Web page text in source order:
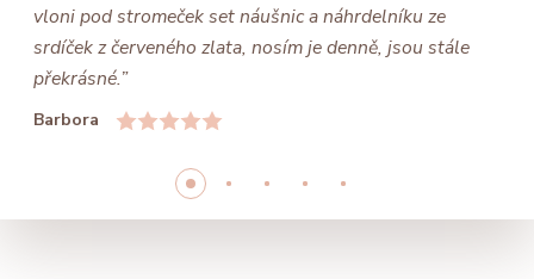
vloni pod stromeček set náušnic a náhrdelníku ze
srdíček z červeného zlata, nosím je denně, jsou stále
překrásné.”
Barbora